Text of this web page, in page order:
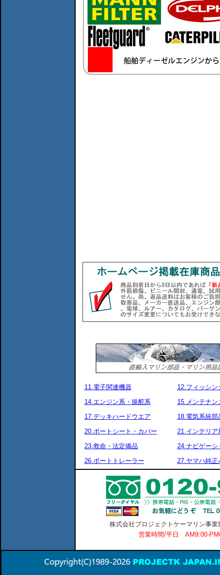
11.電子関連機器
12.フィッシン
14.エンジン系・操舵系
15.メンテナン
17.デッキハードウエア
18.電気系統部
20.ボートシート・カバー
21.インテリア
23.救命・法定備品
24.ナビゲーシ
26.ボートトレーラー
27.ヤマハ純正
株式会社プロジェクトケーマリン事
営業時間/平日 AM9:00-